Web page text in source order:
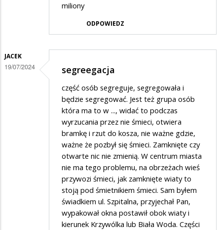
miliony
ODPOWIEDZ
JACEK
19/07/2024 segreegacja
część osób segreguje, segregowała i
będzie segregować. Jest też grupa osób
która ma to w ..., widać to podczas
wyrzucania przez nie śmieci, otwiera
bramkę i rzut do kosza, nie ważne gdzie,
ważne że pozbył się śmieci. Zamknięte czy
otwarte nic nie zmienią. W centrum miasta
nie ma tego problemu, na obrzeżach wieś
przywozi śmieci, jak zamknięte wiaty to
stoją pod śmietnikiem śmieci. Sam byłem
świadkiem ul. Szpitalna, przyjechał Pan,
wypakował okna postawił obok wiaty i
kierunek Krzywólka lub Biała Woda. Części